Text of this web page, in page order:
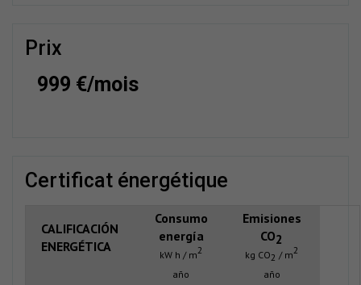
prix
999 €/mois
certificat énergétique
CALIFICACIÓN
ENERGÉTICA
Consumo
energía
kW h / m2
año
Emisiones
CO2
kg CO2 / m2
año